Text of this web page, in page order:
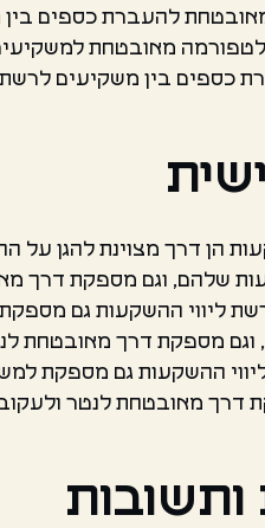
להעברת כספים בין
מאובטחת
כספים בין משקיעים לרשת
הן דרך מצוינת להגן
שלהם, וגם מספקת דרך
רשת ליווי ההשקעות גם
מספקת דרך מאובטחת
ההשקעות גם מספקת
דרך מאובטחת לנטר